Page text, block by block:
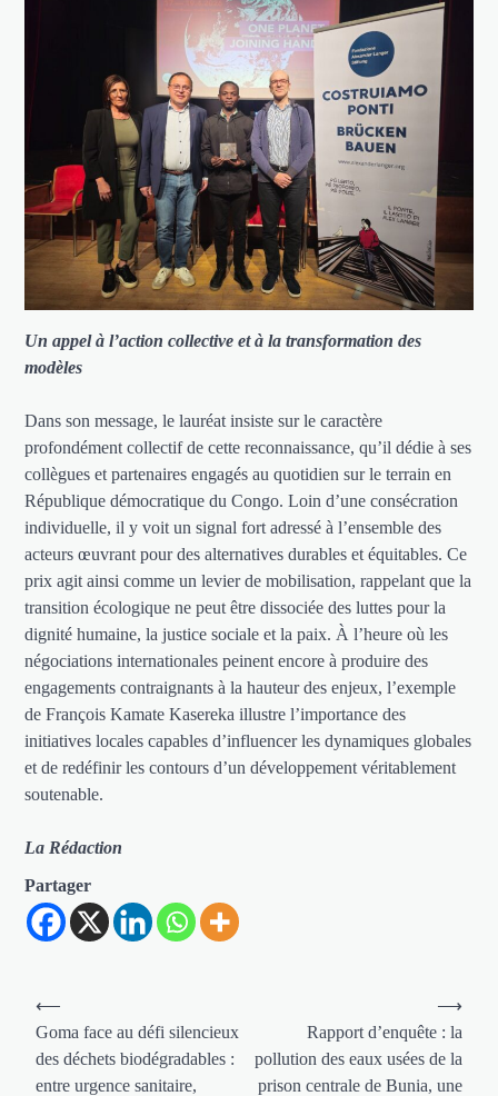
Un appel à l’action collective et à la transformation des
modèles
Dans son message, le lauréat insiste sur le caractère
profondément collectif de cette reconnaissance, qu’il dédie à ses
collègues et partenaires engagés au quotidien sur le terrain en
République démocratique du Congo. Loin d’une consécration
individuelle, il y voit un signal fort adressé à l’ensemble des
acteurs œuvrant pour des alternatives durables et équitables. Ce
prix agit ainsi comme un levier de mobilisation, rappelant que la
transition écologique ne peut être dissociée des luttes pour la
dignité humaine, la justice sociale et la paix. À l’heure où les
négociations internationales peinent encore à produire des
engagements contraignants à la hauteur des enjeux, l’exemple
de François Kamate Kasereka illustre l’importance des
initiatives locales capables d’influencer les dynamiques globales
et de redéfinir les contours d’un développement véritablement
soutenable.
La Rédaction
Partager
Navigation
de
l’article
⟵
Goma face au défi silencieux
des déchets biodégradables :
entre urgence sanitaire,
Rapport d’enquête : la
pollution des eaux usées de la
prison centrale de Bunia, une
⟶